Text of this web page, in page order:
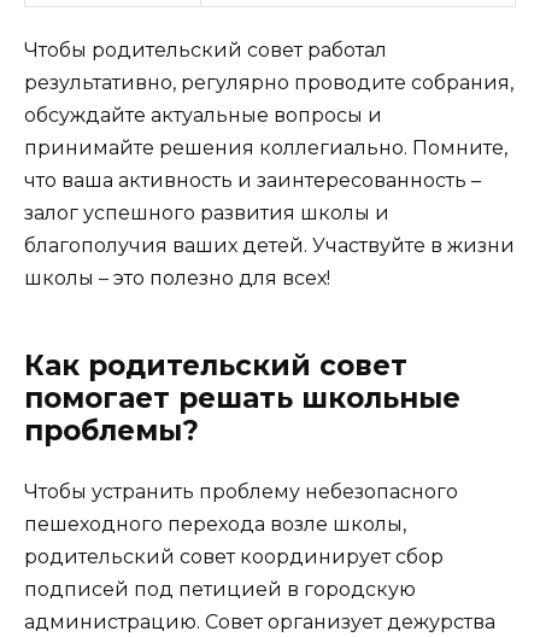
Чтобы родительский совет работал
результативно, регулярно проводите собрания,
обсуждайте актуальные вопросы и
принимайте решения коллегиально. Помните,
что ваша активность и заинтересованность –
залог успешного развития школы и
благополучия ваших детей. Участвуйте в жизни
школы – это полезно для всех!
Как родительский совет
помогает решать школьные
проблемы?
Чтобы устранить проблему небезопасного
пешеходного перехода возле школы,
родительский совет координирует сбор
подписей под петицией в городскую
администрацию. Совет организует дежурства